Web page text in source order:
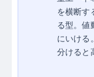
を横断す
る型。値
にいける
分けると